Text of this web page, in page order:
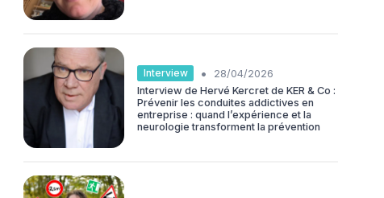
Interview •
28/04/2026
Interview de Hervé Kercret de KER & Co :
Prévenir les conduites addictives en
entreprise : quand l’expérience et la
neurologie transforment la prévention